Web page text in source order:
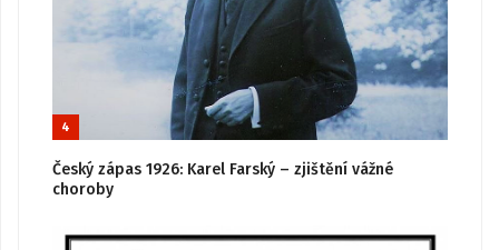
4
Český zápas 1926: Karel Farský – zjištění vážné
choroby